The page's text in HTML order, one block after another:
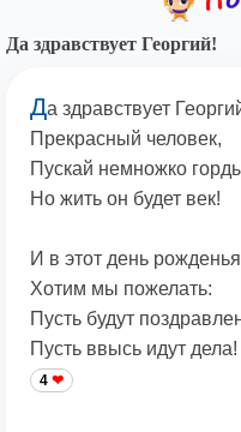
Да здравствует Георгий!
Да здравствует
Прекрасный человек,
Пускай немножко
Но жить он будет век!
И в этот день рожденья
Хотим мы пожелать:
Пусть будут
Пусть ввысь идут дела!
4